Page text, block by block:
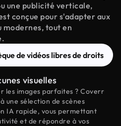
une publicité verticale,
conçue pour s'adapter aux
modernes, tout en
de vidéos libres de droits
visuelles
les images parfaites ? Coverr
une sélection de scènes
IA rapide, vous permettant
et de répondre à vos